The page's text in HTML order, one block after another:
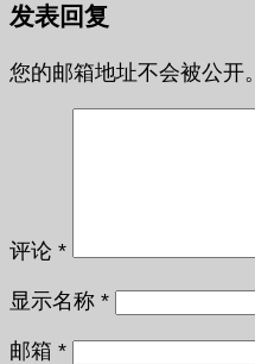
发表回复
您的邮箱地址不会被公开。
评论 *
显示名称 *
邮箱 *